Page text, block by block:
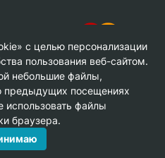
MARAZZI, ООО «Гамма
с целью персонализации
пользования веб-сайтом.
небольшие файлы,
посещениях
использовать файлы
браузера.